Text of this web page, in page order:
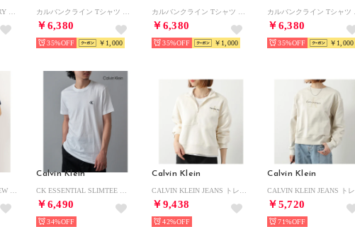
￥6,380
35% ￥1,000
￥6,380
35% ￥1,000
￥6,380
35% ￥1,000
Calvin Klein
￥6,490
34%
Calvin Klein
￥9,438
42%
Calvin Klein
￥5,720
71%